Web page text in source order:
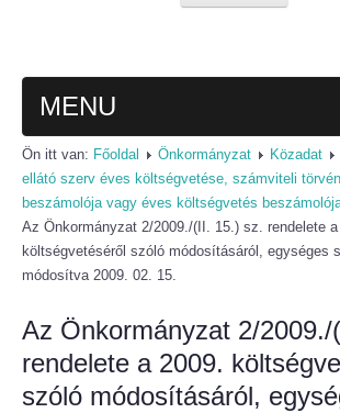
MENU
FŐOLDAL
A KÖZSÉGRŐL
Polgármesteri köszöntő
Bölcske település
Bölcske történelme
Ön itt van: Főoldal Önkormányzat Közadat
ellátó szerv éves költségvetése, számviteli
beszámolója vagy éves költségvetés
Az Önkormányzat 2/2009./(II. 15.) sz. rendelete a
költségvetéséről szóló módosításáról, egységes
módosítva 2009. 02. 15.
Az Önkormányzat 2/
rendelete a 2009.
szóló módosításáról,